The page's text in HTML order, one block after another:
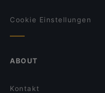
Cookie Einstellungen
ABOUT
Kontakt